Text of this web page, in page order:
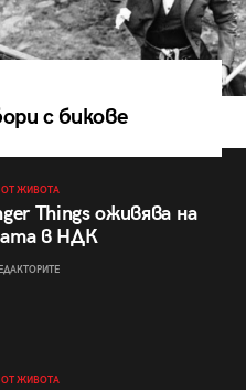
с бикове
ОТ ЖИВОТА
Things оживява на
в НДК
ОТ ЖИВОТА